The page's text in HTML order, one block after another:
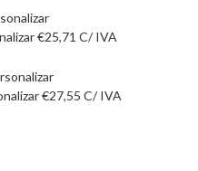
€25,71 C/ IVA
€27,55 C/ IVA